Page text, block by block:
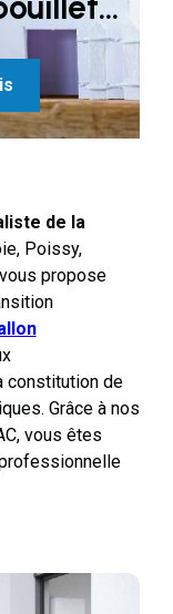
de la
Poissy,
propose
constitution de
Grâce à nos
vous êtes